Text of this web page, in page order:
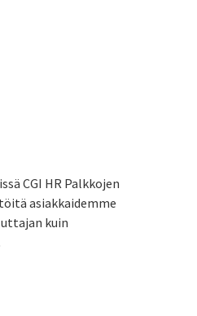
CGI HR Palkkojen
asiakkaidemme
kuin